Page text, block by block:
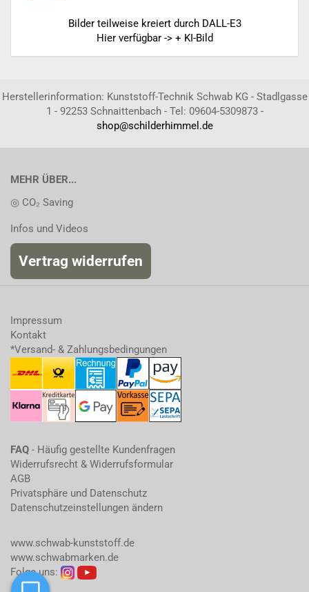
Bilder teilweise kreiert durch DALL-E3
Hier verfügbar -> + KI-Bild
Herstellerinformation: Kunststoff-Technik Schwab KG - Stadlgasse
1 - 92253 Schnaittenbach - Tel: 09604-5309873 -
shop@schilderhimmel.de
MEHR ÜBER...
◎ CO₂ Saving
Infos und Videos
Vertrag widerrufen
Impressum
Kontakt
*Versand- & Zahlungsbedingungen
FAQ - Häufig gestellte Kundenfragen
Widerrufsrecht & Widerrufsformular
AGB
Privatsphäre und Datenschutz
Datenschutzeinstellungen ändern
www.schwab-kunststoff.de
www.schwabmarken.de
Folge uns: